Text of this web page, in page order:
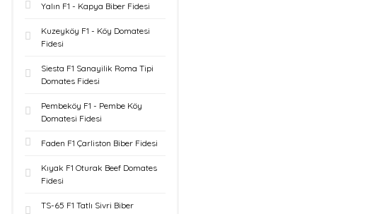
Yalın F1 - Kapya Biber Fidesi
Kuzeyköy F1 - Köy Domatesi
Fidesi
Siesta F1 Sanayilik Roma Tipi
Domates Fidesi
Pembeköy F1 - Pembe Köy
Domatesi Fidesi
Faden F1 Çarliston Biber Fidesi
Kıyak F1 Oturak Beef Domates
Fidesi
TS-65 F1 Tatlı Sivri Biber